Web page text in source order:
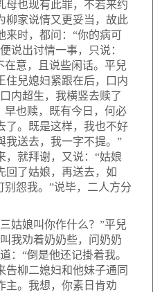
母也现有此罪，不若来约
柳家说情又更妥当，故此
来时，都问：“你的病可
说出讨情一事，只说：
在意，且说些闲话。平兒
住兒媳妇紧跟在后，口内
内超生，我横竖去赎了
早也赎，既有今日，何必
了。既是这样，我也不好
我送去，我一字不提。”
，就拜谢，又说：“姑娘
回了姑娘，再送去，如
别怨我。”说毕，二人方分
娘叫你作什么？”平兒
我劝着奶奶些，问奶奶
：“倒是他还记掛着我。
告柳二媳妇和他妹子通同
主。我想，你素日肯劝